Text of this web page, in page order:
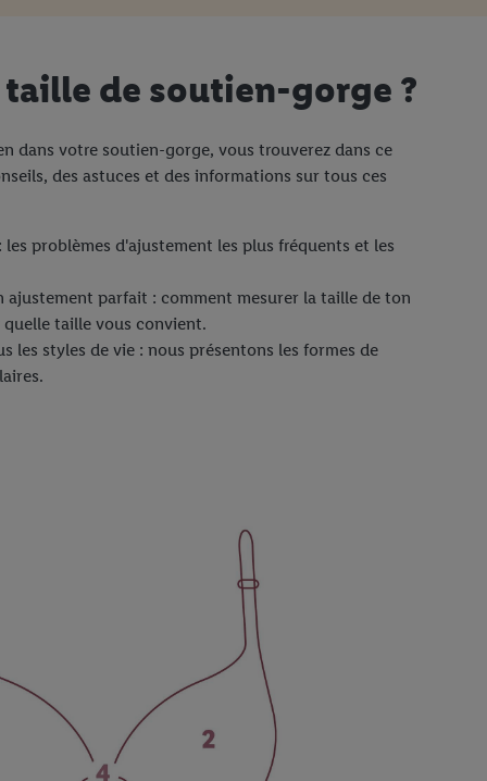
de soutien-gorge ?
dans votre soutien-gorge, vous trouverez dans ce
des astuces et des informations sur tous ces
problèmes d'ajustement les plus fréquents et les
ajustement parfait : comment mesurer la taille de ton
taille vous convient.
les styles de vie : nous présentons les formes de